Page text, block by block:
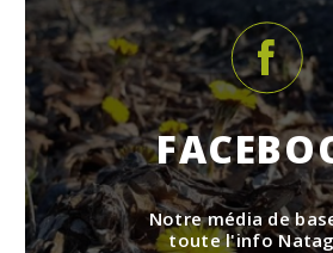
Notre média de
toute l'info